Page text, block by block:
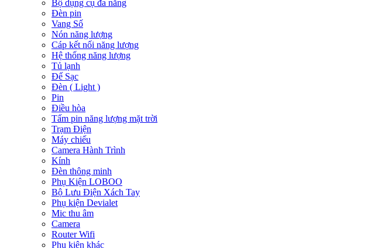
Bộ dụng cụ đa năng
Đèn pin
Vang Số
Nón năng lượng
Cáp kết nối năng lượng
Hệ thống năng lượng
Tủ lạnh
Đế Sạc
Đèn ( Light )
Pin
Điều hòa
Tấm pin năng lượng mặt trời
Trạm Điện
Máy chiếu
Camera Hành Trình
Kính
Đèn thông minh
Phụ Kiện LOBOO
Bộ Lưu Điện Xách Tay
Phụ kiện Devialet
Mic thu âm
Camera
Router Wifi
Phụ kiện khác